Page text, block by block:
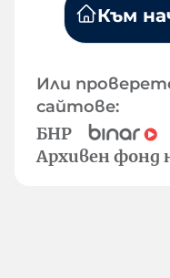
Към
Или
сайтове:
БНР
Архивен фонд